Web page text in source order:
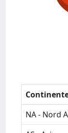
NA - Nord